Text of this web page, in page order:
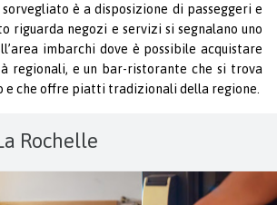
è a disposizione di passeggeri e
riguarda negozi e servizi si segnalano uno
imbarchi dove è possibile acquistare
regionali, e un bar-ristorante che si trova
e che offre piatti tradizionali della regione.
Rochelle